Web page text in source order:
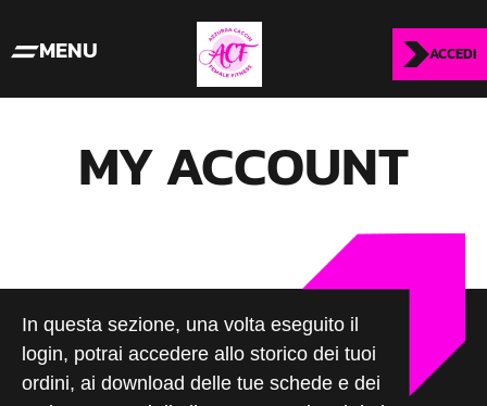
MENU ACCEDI
MY ACCOUNT
In questa sezione, una volta eseguito il
login, potrai accedere allo storico dei tuoi
ordini, ai download delle tue schede e dei